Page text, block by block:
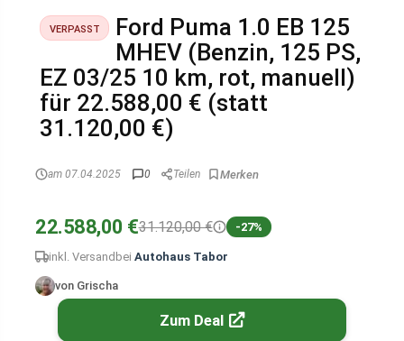
VERPASST
Ford Puma 1.0 EB 125
MHEV (Benzin, 125 PS,
EZ 03/25 10 km, rot, manuell)
für 22.588,00 € (statt
31.120,00 €)
am 07.04.2025 0 Teilen
22.588,00 €31.120,00 € -27%
inkl. Versand bei Autohaus Tabor
von Grischa
Zum Deal